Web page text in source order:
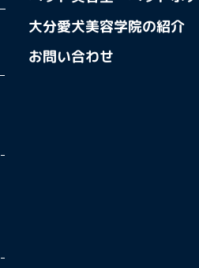
大分愛犬美容学院の紹介
お問い合わせ